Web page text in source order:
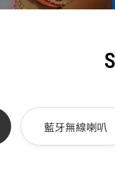
藍牙無線喇叭